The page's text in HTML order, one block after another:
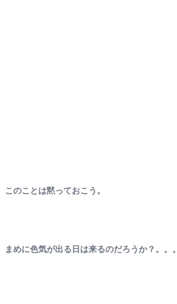
このことは黙っておこう。
まめに色気が出る日は来るのだろうか？。。。